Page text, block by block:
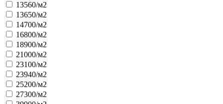
13560/м2
13650/м2
14700/м2
16800/м2
18900/м2
21000/м2
23100/м2
23940/м2
25200/м2
27300/м2